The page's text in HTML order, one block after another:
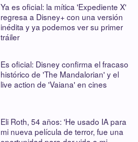
Ya es oficial: la mítica 'Expediente X'
regresa a Disney+ con una versión
inédita y ya podemos ver su primer
tráiler
Es oficial: Disney confirma el fracaso
histórico de 'The Mandalorian' y el
live action de 'Vaiana' en cines
Eli Roth, 54 años: 'He usado IA para
mi nueva película de terror, fue una